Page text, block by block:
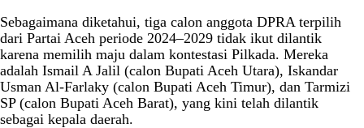
Sebagaimana diketahui, tiga calon anggota DPRA terpilih
dari Partai Aceh periode 2024–2029 tidak ikut dilantik
karena memilih maju dalam kontestasi Pilkada. Mereka
adalah Ismail A Jalil (calon Bupati Aceh Utara), Iskandar
Usman Al-Farlaky (calon Bupati Aceh Timur), dan Tarmizi
SP (calon Bupati Aceh Barat), yang kini telah dilantik
sebagai kepala daerah.